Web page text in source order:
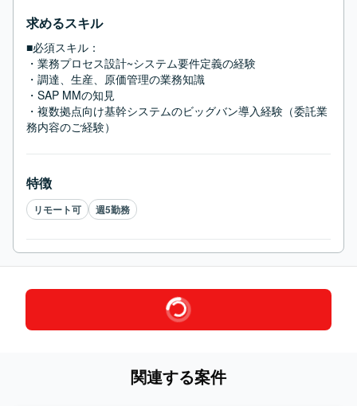
求めるスキル
■必須スキル：
・業務プロセス設計~システム要件定義の経験
・調達、生産、原価管理の業務知識
・SAP MMの知見
・複数拠点向け基幹システムのビッグバン導入経験（委託業
務内容のご経験）
特徴
リモート可 週5勤務
関連する案件